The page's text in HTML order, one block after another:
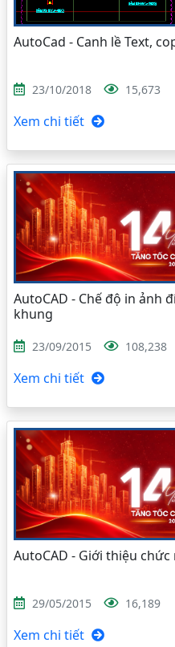
AutoCad - Canh lề Text,
23/10/2018 15,673
Xem chi tiết
AutoCAD - Chế độ in ảnh
khung
23/09/2015 108,238
Xem chi tiết
AutoCAD - Giới thiệu chức
29/05/2015 16,189
Xem chi tiết